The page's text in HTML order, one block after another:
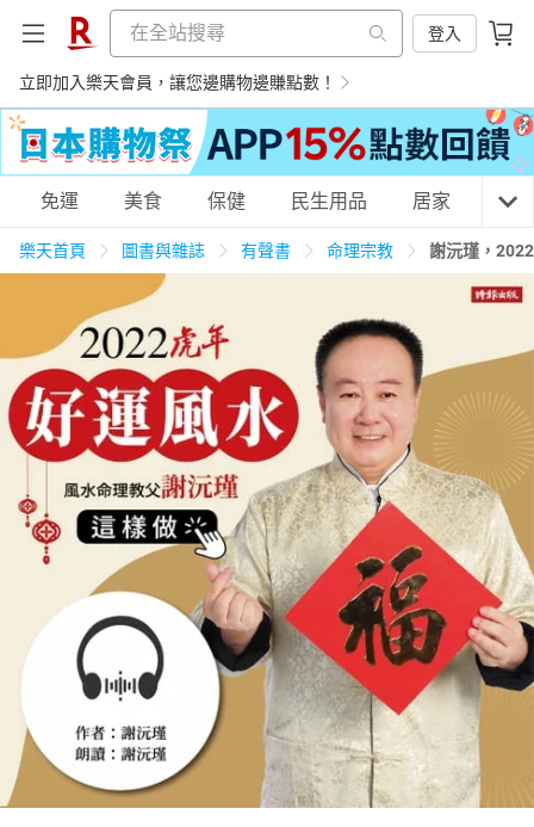
登入
立即加入樂天會員，讓您邊購物邊賺點數！
購物網分類
天天免運 美食蛋糕 養生保健
居家生活 3C家電 運動休閒 親子玩具
女裝 男裝 化妝保養 情趣用品
日本購物 電子/紙本書
HOT
免運 美食 保健 民生用品 居家 3C
樂天首頁 圖書與雜誌 有聲書 命理宗教 謝沅瑾，